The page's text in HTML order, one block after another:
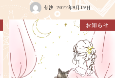
有沙 2022年9月19日
お知らせ